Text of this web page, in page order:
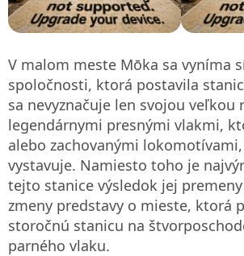
V malom meste Mōka sa vyníma
spoločnosti, ktorá postavila
sa nevyznačuje len svojou veľkou
legendárnymi presnými vlakmi,
alebo zachovanými
vystavuje. Namiesto toho je
tejto stanice výsledok jej
zmeny predstavy o mieste, ktorá
storočnú stanicu na
parného vlaku.